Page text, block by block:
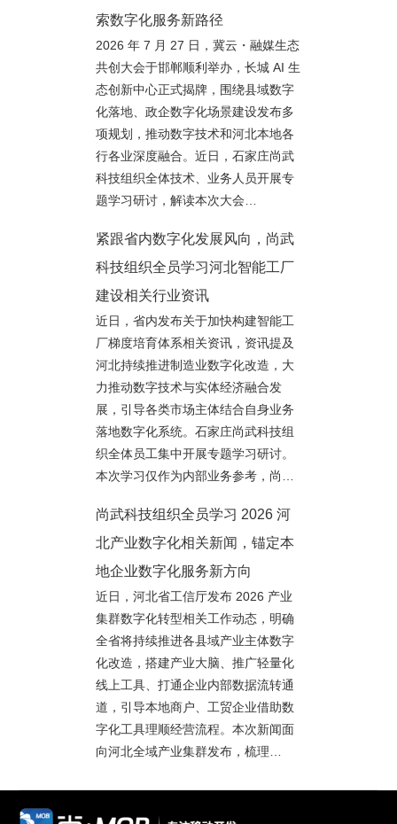
索数字化服务新路径
2026 年 7 月 27 日，冀云・融媒生态
共创大会于邯郸顺利举办，长城 AI 生
态创新中心正式揭牌，围绕县域数字
化落地、政企数字化场景建设发布多
项规划，推动数字技术和河北本地各
行各业深度融合。近日，石家庄尚武
科技组织全体技术、业务人员开展专
题学习研讨，解读本次大会…
紧跟省内数字化发展风向，尚武
科技组织全员学习河北智能工厂
建设相关行业资讯
近日，省内发布关于加快构建智能工
厂梯度培育体系相关资讯，资讯提及
河北持续推进制造业数字化改造，大
力推动数字技术与实体经济融合发
展，引导各类市场主体结合自身业务
落地数字化系统。石家庄尚武科技组
织全体员工集中开展专题学习研讨。
本次学习仅作为内部业务参考，尚…
尚武科技组织全员学习 2026 河
北产业数字化相关新闻，锚定本
地企业数字化服务新方向
近日，河北省工信厅发布 2026 产业
集群数字化转型相关工作动态，明确
全省将持续推进各县域产业主体数字
化改造，搭建产业大脑、推广轻量化
线上工具、打通企业内部数据流转通
道，引导本地商户、工贸企业借助数
字化工具理顺经营流程。本次新闻面
向河北全域产业集群发布，梳理…